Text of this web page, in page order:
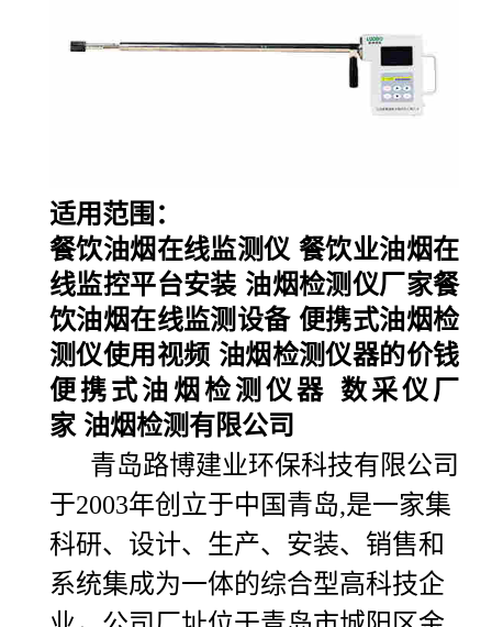
适用范围 ：
餐饮油烟在线监测仪 餐饮业油烟在
线监控平台安装 油烟检测仪厂家餐
饮油烟在线监测设备 便携式油烟检
测仪使用视频 油烟检测仪器的价钱
便携式油烟检测仪器 数采仪厂
家 油烟检测有限公司
青岛路博建业环保科技有限公司
于2003年创立于中国青岛,是一家集
科研、设计、生产、安装、销售和
系统集成为一体的综合型高科技企